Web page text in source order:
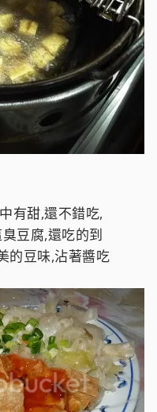
有甜,還不錯吃,
豆腐,還吃的到
的豆味,沾著醬吃